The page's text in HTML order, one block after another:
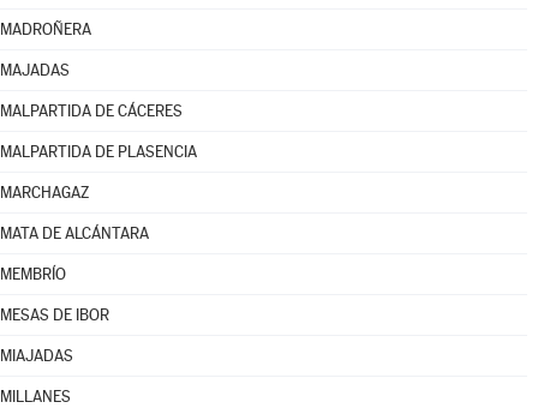
MADROÑERA
MAJADAS
MALPARTIDA DE CÁCERES
MALPARTIDA DE PLASENCIA
MARCHAGAZ
MATA DE ALCÁNTARA
MEMBRÍO
MESAS DE IBOR
MIAJADAS
MILLANES